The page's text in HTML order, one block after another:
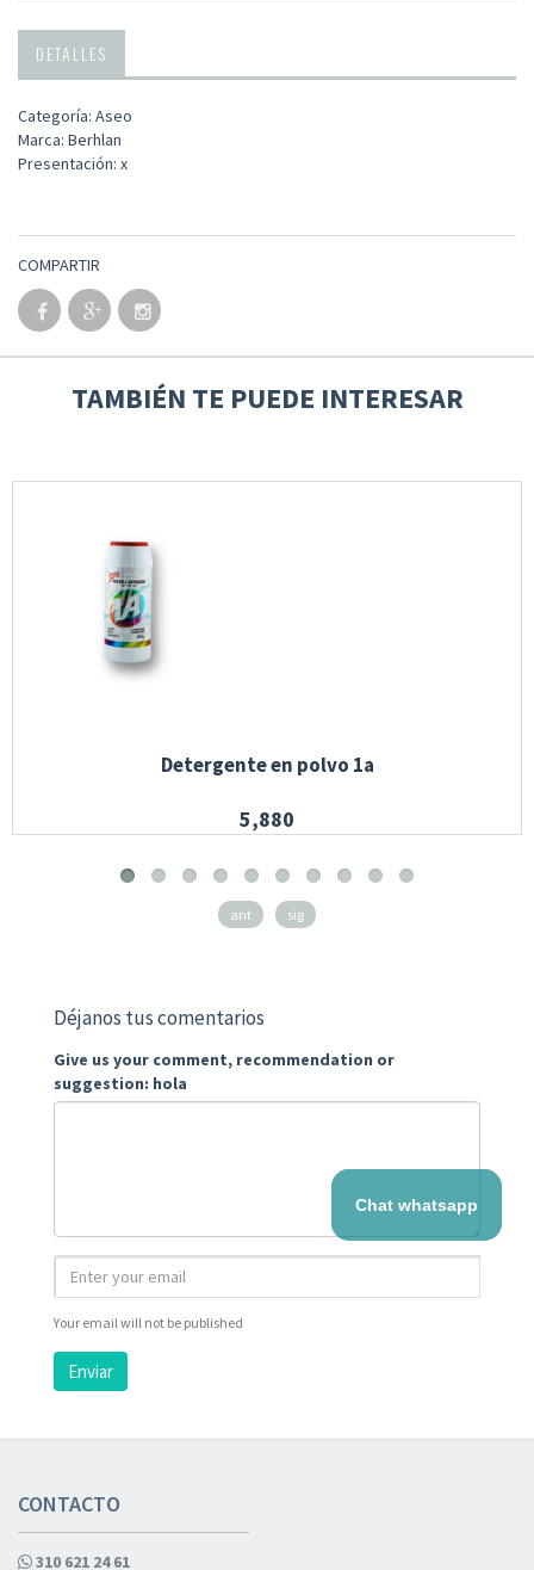
DETALLES
Categoría: Aseo
Marca: Berhlan
Presentación: x
COMPARTIR
TAMBIÉN TE PUEDE INTERESAR
Detergente en polvo 1a
5,880
ant sig
Déjanos tus comentarios
Give us your comment, recommendation or
suggestion: hola
Your email will not be published
Enviar
CONTACTO
310 621 24 61
Chat whatsapp